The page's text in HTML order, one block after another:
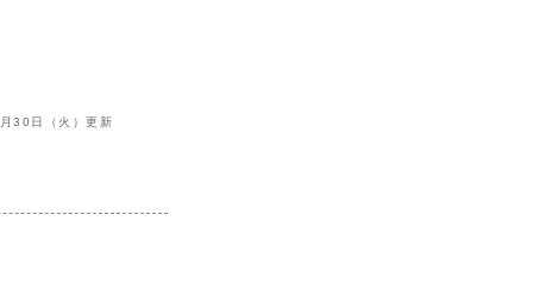
30日（火）更新